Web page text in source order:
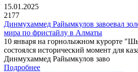
15.01.2025
2177
Динмухаммед Райымкулов завоевал
мира по фристайлу в Алматы
10 января на горнолыжном курорте
состоялся исторический момент для
Динмухаммед Райымкулов заво
Подробнее